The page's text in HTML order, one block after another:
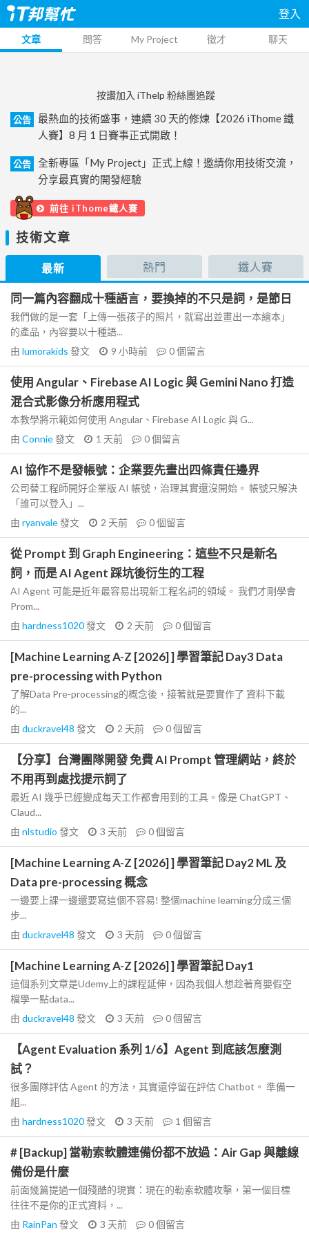
登入
文章 問答 My Project 徵才 聊天
按讚加入 iThelp 粉絲團追蹤
公告
最熱血的技術盛事，連續 30 天的修煉【2026 iThome 鐵
人賽】8 月 1 日賽事正式開啟！
公告
全新專區「My Project」正式上線！邀請你用技術交流，
分享最真實的開發經驗
前往 iThome鐵人賽
技術文章
最新 熱門 鐵人賽
同一篇內容翻成十種語言，要換掉的不只是詞，是節日
我們做的是一套「上傳一張孩子的照片，就寫出並畫出一本繪本」
的產品，內容要以十種語...
由 lumorakids 發文 9 小時前 0個留言
使用 Angular、Firebase AI Logic 與 Gemini Nano 打造
混合式影像分析應用程式
本教學將示範如何使用 Angular、Firebase AI Logic 與 G...
由 Connie發文 1 天前 0個留言
AI 協作不是發帳號：企業要先畫出四條責任邊界
公司替工程師開好企業版 AI 帳號，治理其實還沒開始。 帳號只解決
「誰可以登入」...
由 ryanvale發文 2 天前 0個留言
從 Prompt 到 Graph Engineering：這些不只是新名
詞，而是 AI Agent 踩坑後衍生的工程
AI Agent 可能是近年最容易出現新工程名詞的領域。 我們才剛學會
Prom...
由 hardness1020發文 2 天前 0個留言
[Machine Learning A-Z [2026] ] 學習筆記 Day3 Data
pre-processing with Python
了解Data Pre-processing的概念後，接著就是要實作了 資料下載
的...
由 duckravel48 發文 2 天前 0個留言
【分享】台灣團隊開發 免費 AI Prompt 管理網站，終於
不用再到處找提示詞了
最近 AI 幾乎已經變成每天工作都會用到的工具。像是 ChatGPT、
Claud...
由 nlstudio 發文 3 天前 0個留言
[Machine Learning A-Z [2026] ] 學習筆記 Day2 ML 及
Data pre-processing 概念
一邊要上課一邊還要寫這個不容易! 整個machine learning分成三個
步...
由 duckravel48 發文 3 天前 0個留言
[Machine Learning A-Z [2026] ] 學習筆記 Day1
這個系列文章是Udemy上的課程延伸，因為我個人想趁著育嬰假空
檔學一點data...
由 duckravel48 發文 3 天前 0個留言
【Agent Evaluation 系列 1/6】Agent 到底該怎麼測
試？
很多團隊評估 Agent 的方法，其實還停留在評估 Chatbot。 準備一
組...
由 hardness1020發文 3 天前 1 個留言
# [Backup] 當勒索軟體連備份都不放過：Air Gap 與離線
備份是什麼
前面幾篇提過一個殘酷的現實：現在的勒索軟體攻擊，第一個目標
往往不是你的正式資料，...
由 RainPan 發文 3 天前 0個留言